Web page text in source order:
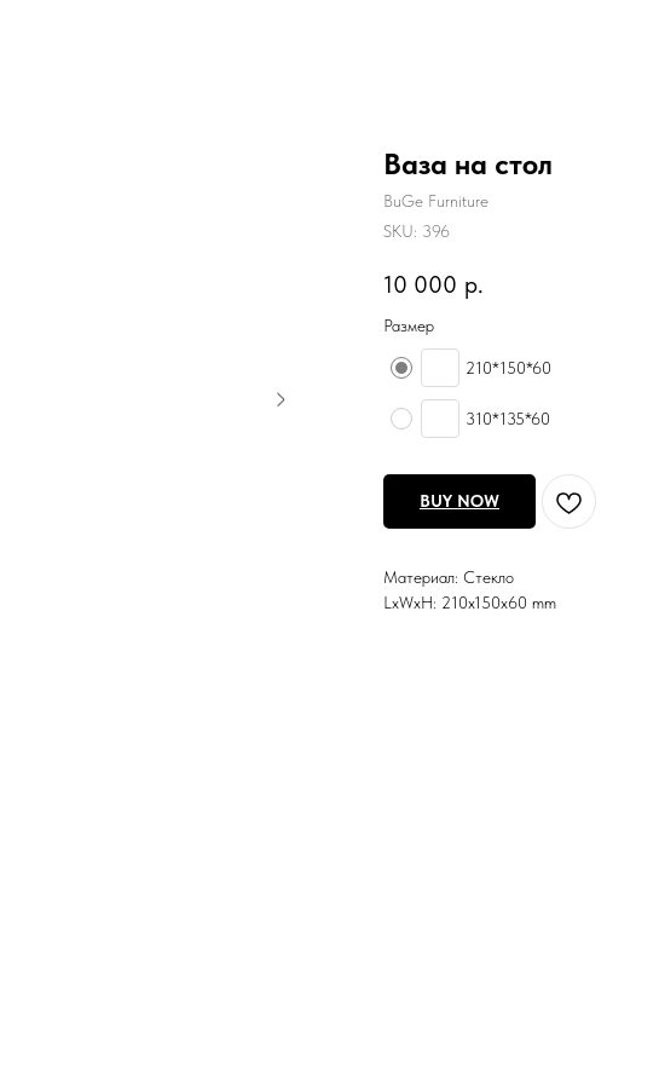
Ваза на стол
BuGe Furniture
SKU: 396
10 000 р.
Размер
210*150*60
310*135*60
BUY NOW
Материал: Стекло
LxWxH: 210x150x60 mm